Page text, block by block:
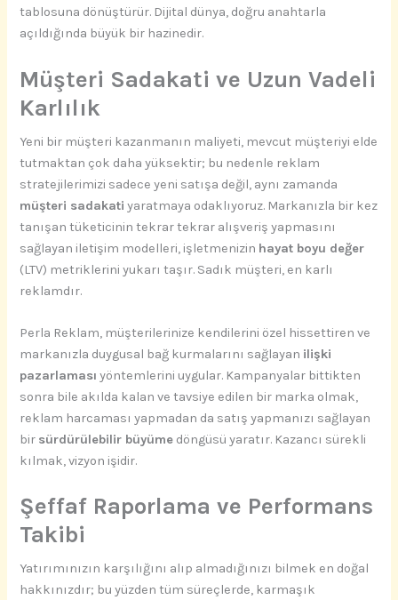
tablosuna dönüştürür. Dijital dünya, doğru anahtarla
açıldığında büyük bir hazinedir.
Müşteri Sadakati ve Uzun Vadeli
Karlılık
Yeni bir müşteri kazanmanın maliyeti, mevcut müşteriyi elde
tutmaktan çok daha yüksektir; bu nedenle reklam
stratejilerimizi sadece yeni satışa değil, aynı zamanda
müşteri sadakati yaratmaya odaklıyoruz. Markanızla bir kez
tanışan tüketicinin tekrar tekrar alışveriş yapmasını
sağlayan iletişim modelleri, işletmenizin hayat boyu değer
(LTV) metriklerini yukarı taşır. Sadık müşteri, en karlı
reklamdır.
Perla Reklam, müşterilerinize kendilerini özel hissettiren ve
markanızla duygusal bağ kurmalarını sağlayan ilişki
pazarlaması yöntemlerini uygular. Kampanyalar bittikten
sonra bile akılda kalan ve tavsiye edilen bir marka olmak,
reklam harcaması yapmadan da satış yapmanızı sağlayan
bir sürdürülebilir büyüme döngüsü yaratır. Kazancı sürekli
kılmak, vizyon işidir.
Şeffaf Raporlama ve Performans
Takibi
Yatırımınızın karşılığını alıp almadığınızı bilmek en doğal
hakkınızdır; bu yüzden tüm süreçlerde, karmaşık